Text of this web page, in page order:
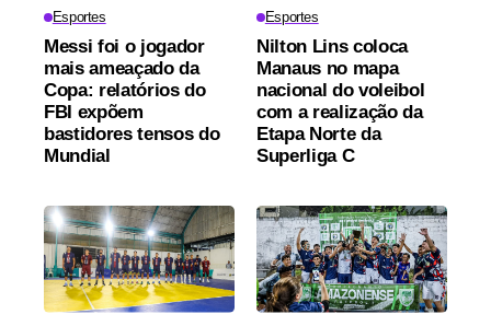
Esportes
Messi foi o jogador
mais ameaçado da
Copa: relatórios do
FBI expõem
bastidores tensos do
Mundial
Esportes
Nilton Lins coloca
Manaus no mapa
nacional do voleibol
com a realização da
Etapa Norte da
Superliga C